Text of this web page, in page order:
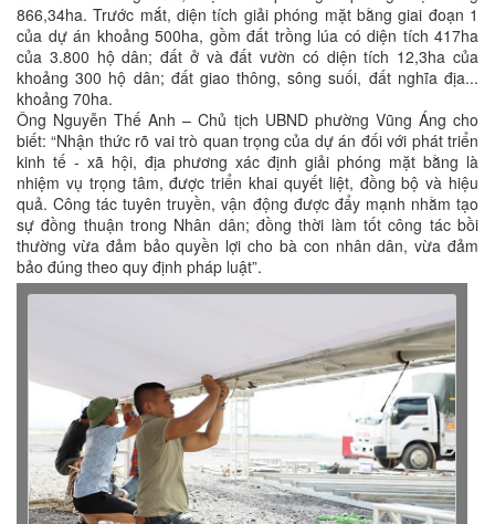
866,34ha. Trước mắt, diện tích giải phóng mặt bằng giai đoạn 1
của dự án khoảng 500ha, gồm đất trồng lúa có diện tích 417ha
của 3.800 hộ dân; đất ở và đất vườn có diện tích 12,3ha của
khoảng 300 hộ dân; đất giao thông, sông suối, đất nghĩa địa...
khoảng 70ha.
Ông Nguyễn Thế Anh – Chủ tịch UBND phường Vũng Áng cho
biết: “Nhận thức rõ vai trò quan trọng của dự án đối với phát triển
kinh tế - xã hội, địa phương xác định giải phóng mặt bằng là
nhiệm vụ trọng tâm, được triển khai quyết liệt, đồng bộ và hiệu
quả. Công tác tuyên truyền, vận động được đẩy mạnh nhằm tạo
sự đồng thuận trong Nhân dân; đồng thời làm tốt công tác bồi
thường vừa đảm bảo quyền lợi cho bà con nhân dân, vừa đảm
bảo đúng theo quy định pháp luật”.